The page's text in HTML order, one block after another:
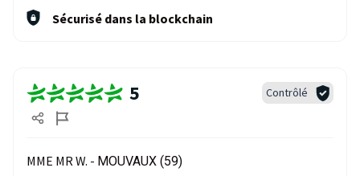
Sécurisé dans la blockchain
5 Contrôlé
MME MR W. - MOUVAUX (59)